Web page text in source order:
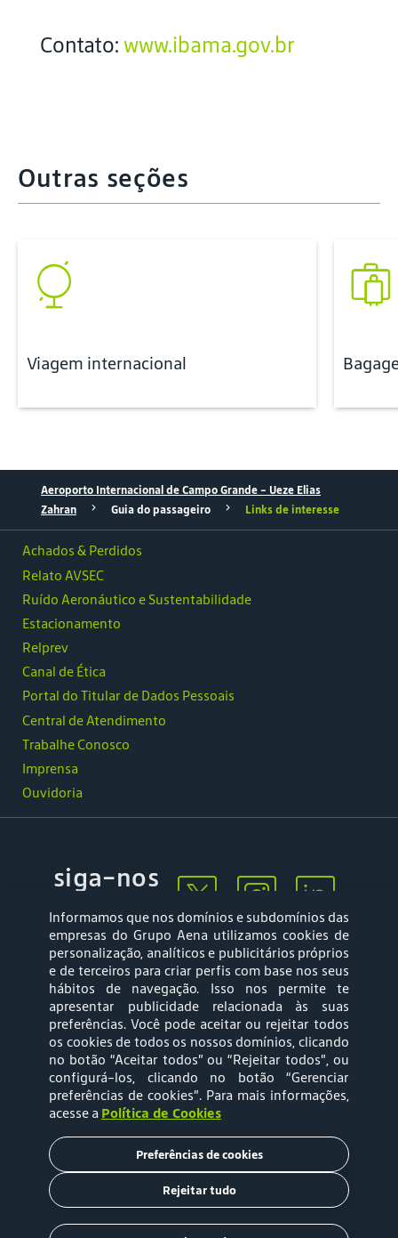
Contato: www.ibama.gov.br
Outras seções
Viagem internacional
Aeroporto Internacional de Campo Grande - Ueze Elias
Zahran
Guia do passageiro Links de interesse
Ouvidoria
Achados & Perdidos
Relato AVSEC
Ruído Aeronáutico e Sustentabilidade
Estacionamento
Relprev
Canal de Ética
Portal do Titular de Dados Pessoais
Central de Atendimento
Trabalhe Conosco
Imprensa
siga-nos
Mapa web
Política de
Privacidade
Política de Cookies
Termos e Condições
de Uso
Tarifas
Informamos que nos domínios e subdomínios das
empresas do Grupo Aena utilizamos cookies de
personalização, analíticos e publicitários próprios
e de terceiros para criar perfis com base nos seus
hábitos de navegação. Isso nos permite te
apresentar publicidade relacionada às suas
preferências. Você pode aceitar ou rejeitar todos
os cookies de todos os nossos domínios, clicando
no botão “Aceitar todos” ou “Rejeitar todos”, ou
configurá-los, clicando no botão “Gerenciar
preferências de cookies”. Para mais informações,
acesse a Política de Cookies
Preferências de cookies
Rejeitar tudo